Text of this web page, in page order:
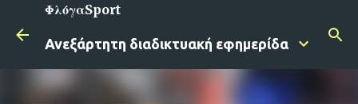
Μετάβαση στο κύριο περιεχόμενο
ΦλόγαSport
Ανεξάρτητη διαδικτυακή εφημερίδα